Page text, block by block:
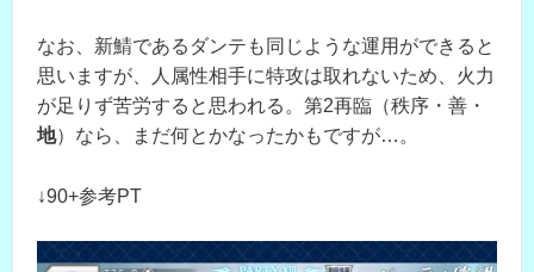
なお、新鯖であるダンテも同じような運用ができると
思いますが、人属性相手に特攻は取れないため、火力
が足りず苦労すると思われる。第2再臨（秩序・善・
地）なら、まだ何とかなったかもですが…。
↓90+参考PT